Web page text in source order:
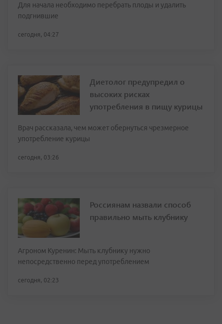
Для начала необходимо перебрать плоды и удалить
подгнившие
сегодня, 04:27
Диетолог предупредил о
высоких рисках
употребления в пищу курицы
Врач рассказала, чем может обернуться чрезмерное
употребление курицы
сегодня, 03:26
Россиянам назвали способ
правильно мыть клубнику
Агроном Куренин: Мыть клубнику нужно
непосредственно перед употреблением
сегодня, 02:23